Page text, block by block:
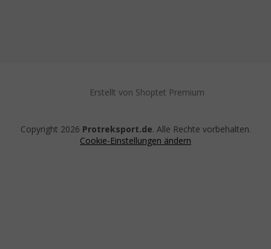
Erstellt von Shoptet Premium
Copyright 2026 Protreksport.de. Alle Rechte vorbehalten.
Cookie-Einstellungen ändern